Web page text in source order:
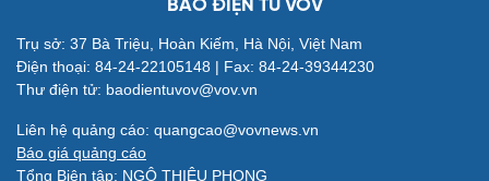
Đời sống
Nhà đẹp
Blog
Văn hóa
Âm nhạc
BÁO ĐIỆN TỬ VOV
Trụ sở: 37 Bà Triệu, Hoàn Kiếm, Hà Nội, Việt Nam
Điện thoại: 84-24-22105148 | Fax: 84-24-39344230
Thư điện tử: baodientuvov@vov.vn
Liên hệ quảng cáo: quangcao@vovnews.vn
Báo giá quảng cáo
Tổng Biên tập: NGÔ THIỆU PHONG